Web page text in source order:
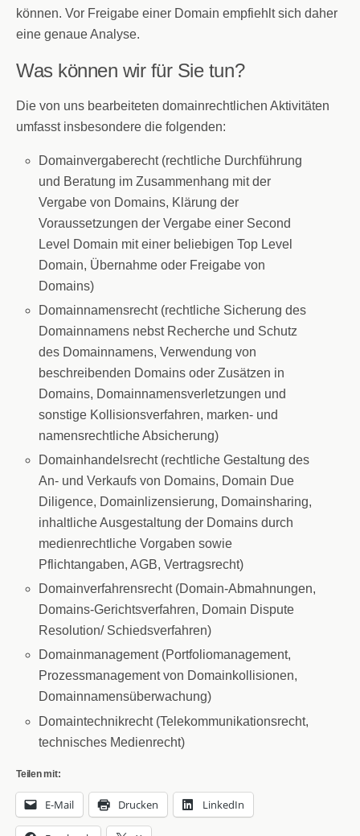
können. Vor Freigabe einer Domain empfiehlt sich daher
eine genaue Analyse.
Was können wir für Sie tun?
Die von uns bearbeiteten domainrechtlichen Aktivitäten
umfasst insbesondere die folgenden:
Domainvergaberecht (rechtliche Durchführung
und Beratung im Zusammenhang mit der
Vergabe von Domains, Klärung der
Voraussetzungen der Vergabe einer Second
Level Domain mit einer beliebigen Top Level
Domain, Übernahme oder Freigabe von
Domains)
Domainnamensrecht (rechtliche Sicherung des
Domainnamens nebst Recherche und Schutz
des Domainnamens, Verwendung von
beschreibenden Domains oder Zusätzen in
Domains, Domainnamensverletzungen und
sonstige Kollisionsverfahren, marken- und
namensrechtliche Absicherung)
Domainhandelsrecht (rechtliche Gestaltung des
An- und Verkaufs von Domains, Domain Due
Diligence, Domainlizensierung, Domainsharing,
inhaltliche Ausgestaltung der Domains durch
medienrechtliche Vorgaben sowie
Pflichtangaben, AGB, Vertragsrecht)
Domainverfahrensrecht (Domain-Abmahnungen,
Domains-Gerichtsverfahren, Domain Dispute
Resolution/ Schiedsverfahren)
Domainmanagement (Portfoliomanagement,
Prozessmanagement von Domainkollisionen,
Domainnamensüberwachung)
Domaintechnikrecht (Telekommunikationsrecht,
technisches Medienrecht)
Teilen mit:
E-Mail Drucken LinkedIn